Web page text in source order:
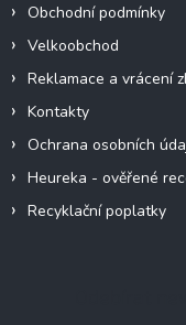
Obchodní podmínky
Velkoobchod
Reklamace a vrácení
Kontakty
Ochrana osobních
Heureka - ověřené
Recyklační poplatky